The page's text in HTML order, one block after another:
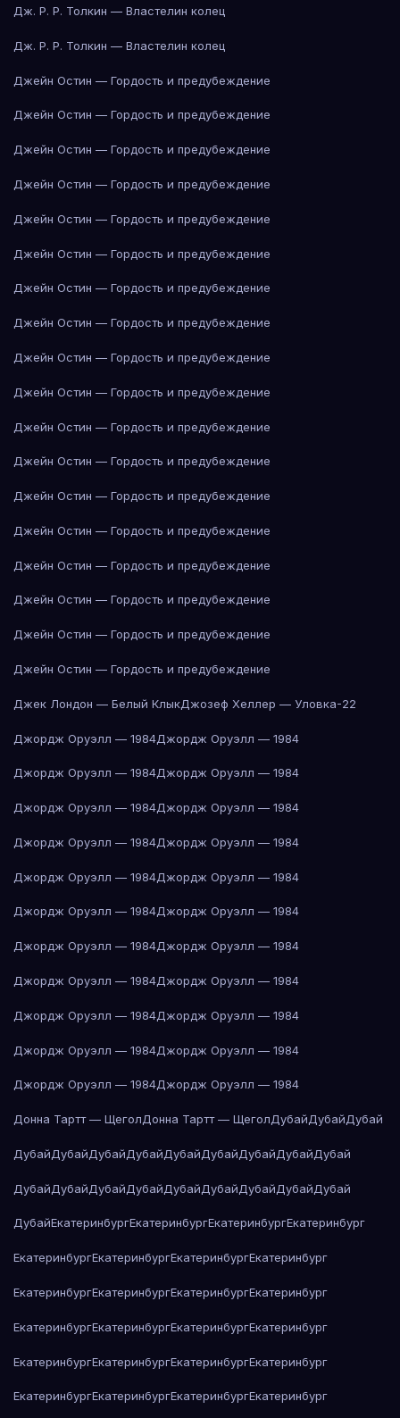
Дж. Р. Р. Толкин — Властелин колец
Дж. Р. Р. Толкин — Властелин колец
Джейн Остин — Гордость и предубеждение
Джейн Остин — Гордость и предубеждение
Джейн Остин — Гордость и предубеждение
Джейн Остин — Гордость и предубеждение
Джейн Остин — Гордость и предубеждение
Джейн Остин — Гордость и предубеждение
Джейн Остин — Гордость и предубеждение
Джейн Остин — Гордость и предубеждение
Джейн Остин — Гордость и предубеждение
Джейн Остин — Гордость и предубеждение
Джейн Остин — Гордость и предубеждение
Джейн Остин — Гордость и предубеждение
Джейн Остин — Гордость и предубеждение
Джейн Остин — Гордость и предубеждение
Джейн Остин — Гордость и предубеждение
Джейн Остин — Гордость и предубеждение
Джейн Остин — Гордость и предубеждение
Джейн Остин — Гордость и предубеждение
Джек Лондон — Белый КлыкДжозеф Хеллер — Уловка-22
Джордж Оруэлл — 1984Джордж Оруэлл — 1984
Джордж Оруэлл — 1984Джордж Оруэлл — 1984
Джордж Оруэлл — 1984Джордж Оруэлл — 1984
Джордж Оруэлл — 1984Джордж Оруэлл — 1984
Джордж Оруэлл — 1984Джордж Оруэлл — 1984
Джордж Оруэлл — 1984Джордж Оруэлл — 1984
Джордж Оруэлл — 1984Джордж Оруэлл — 1984
Джордж Оруэлл — 1984Джордж Оруэлл — 1984
Джордж Оруэлл — 1984Джордж Оруэлл — 1984
Джордж Оруэлл — 1984Джордж Оруэлл — 1984
Джордж Оруэлл — 1984Джордж Оруэлл — 1984
Донна Тартт — ЩеголДонна Тартт — ЩеголДубайДубайДубай
ДубайДубайДубайДубайДубайДубайДубайДубайДубай
ДубайДубайДубайДубайДубайДубайДубайДубайДубай
ДубайЕкатеринбургЕкатеринбургЕкатеринбургЕкатеринбург
ЕкатеринбургЕкатеринбургЕкатеринбургЕкатеринбург
ЕкатеринбургЕкатеринбургЕкатеринбургЕкатеринбург
ЕкатеринбургЕкатеринбургЕкатеринбургЕкатеринбург
ЕкатеринбургЕкатеринбургЕкатеринбургЕкатеринбург
ЕкатеринбургЕкатеринбургЕкатеринбургЕкатеринбург